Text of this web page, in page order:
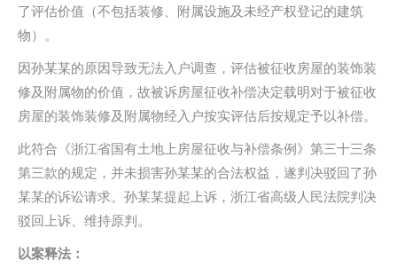
了评估价值（不包括装修、附属设施及未经产权登记的建筑
物）。
因孙某某的原因导致无法入户调查，评估被征收房屋的装饰装
修及附属物的价值，故被诉房屋征收补偿决定载明对于被征收
房屋的装饰装修及附属物经入户按实评估后按规定予以补偿。
此符合《浙江省国有土地上房屋征收与补偿条例》第三十三条
第三款的规定，并未损害孙某某的合法权益，遂判决驳回了孙
某某的诉讼请求。孙某某提起上诉，浙江省高级人民法院判决
驳回上诉、维持原判。
以案释法：